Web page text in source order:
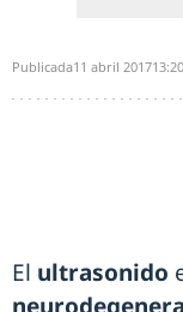
Publicada11 abril 2017
El ultrasonido